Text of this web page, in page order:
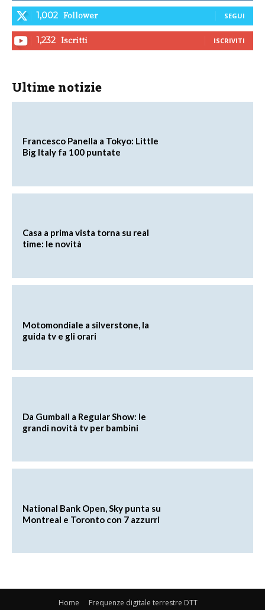
1,002 Follower SEGUI
1,232 Iscritti ISCRIVITI
Ultime notizie
Francesco Panella a Tokyo: Little
Big Italy fa 100 puntate
Casa a prima vista torna su real
time: le novità
Motomondiale a silverstone, la
guida tv e gli orari
Da Gumball a Regular Show: le
grandi novità tv per bambini
National Bank Open, Sky punta su
Montreal e Toronto con 7 azzurri
Home Frequenze digitale terrestre DTT